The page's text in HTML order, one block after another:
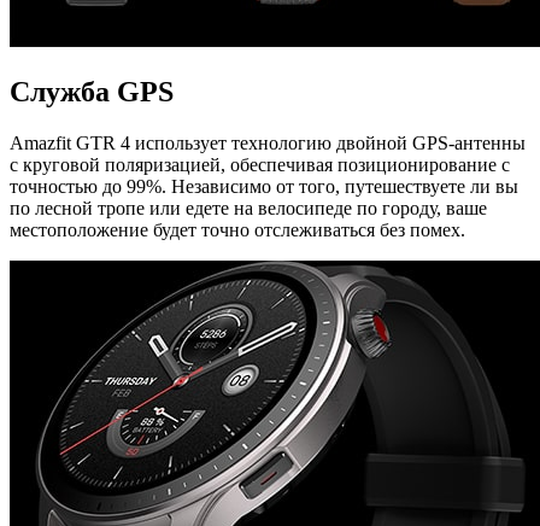
Служба GPS
Amazfit GTR 4 использует технологию двойной GPS-антенны
с круговой поляризацией, обеспечивая позиционирование с
точностью до 99%. Независимо от того, путешествуете ли вы
по лесной тропе или едете на велосипеде по городу, ваше
местоположение будет точно отслеживаться без помех.